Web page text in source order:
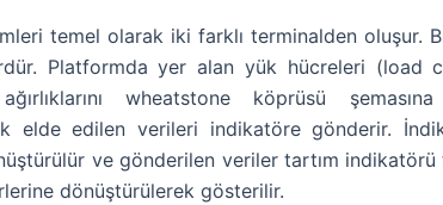
temel olarak iki farklı terminalden oluşur.
Platformda yer alan yük hücreleri (load
wheatstone köprüsü
elde edilen verileri indikatöre gönderir.
ve gönderilen veriler tartım indikatörü
dönüştürülerek gösterilir.